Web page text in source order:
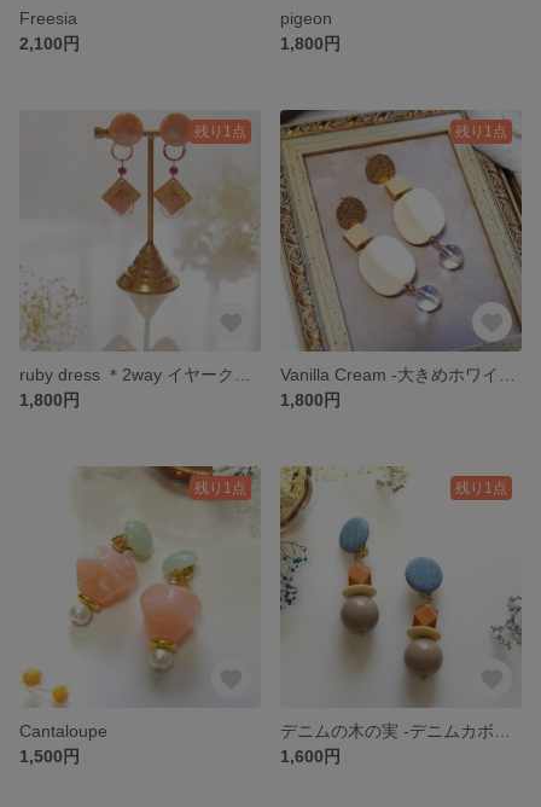
Freesia
2,100円
pigeon
1,800円
残り1点
1,800円
残り1点
1,800円
残り1点
Cantaloupe
1,500円
残り1点
1,600円